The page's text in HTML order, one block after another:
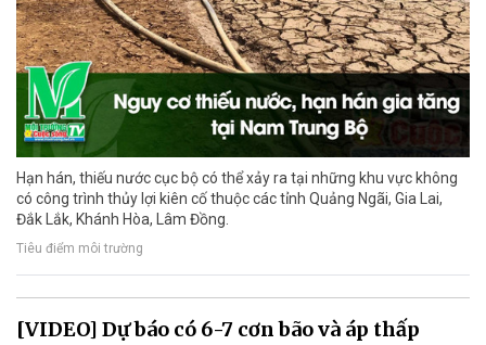
Hạn hán, thiếu nước cục bộ có thể xảy ra tại những khu vực không
có công trình thủy lợi kiên cố thuộc các tỉnh Quảng Ngãi, Gia Lai,
Đắk Lắk, Khánh Hòa, Lâm Đồng.
Tiêu điểm môi trường
[VIDEO] Dự báo có 6-7 cơn bão và áp thấp